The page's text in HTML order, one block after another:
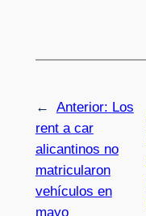
← Anterior: Los
rent a car
alicantinos no
matricularon
vehículos en
mayo